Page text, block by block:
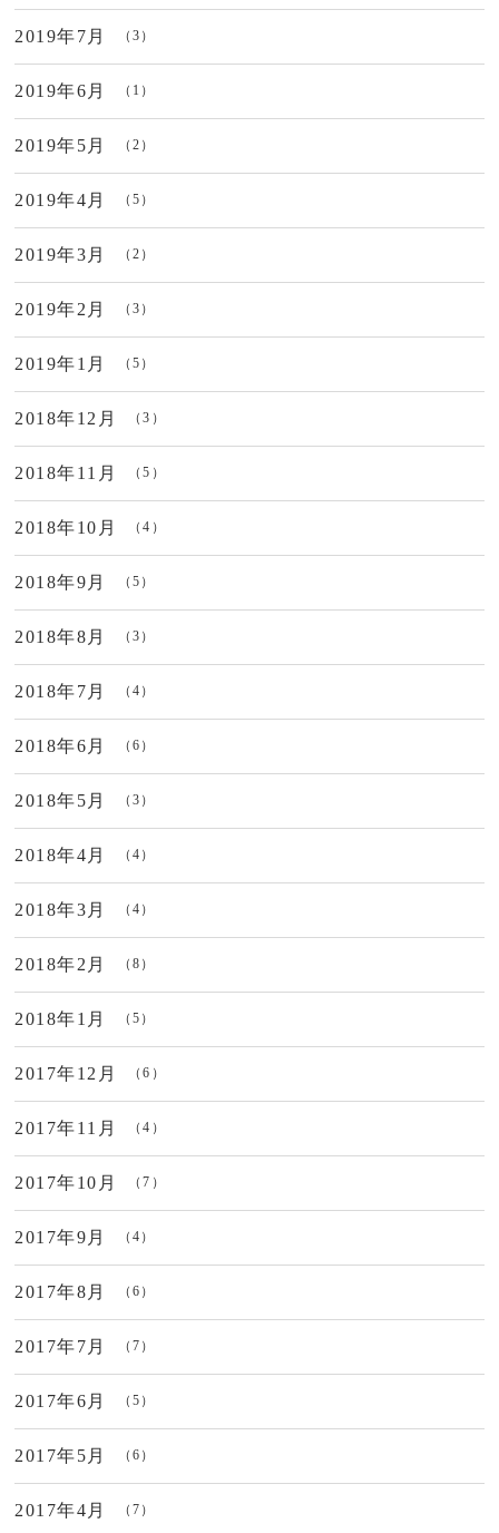
2019年7月 （3）
2019年6月 （1）
2019年5月 （2）
2019年4月 （5）
2019年3月 （2）
2019年2月 （3）
2019年1月 （5）
2018年12月 （3）
2018年11月 （5）
2018年10月 （4）
2018年9月 （5）
2018年8月 （3）
2018年7月 （4）
2018年6月 （6）
2018年5月 （3）
2018年4月 （4）
2018年3月 （4）
2018年2月 （8）
2018年1月 （5）
2017年12月 （6）
2017年11月 （4）
2017年10月 （7）
2017年9月 （4）
2017年8月 （6）
2017年7月 （7）
2017年6月 （5）
2017年5月 （6）
2017年4月 （7）